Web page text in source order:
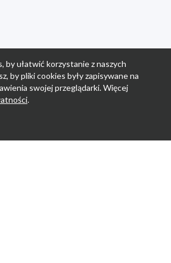
by ułatwić korzystanie z naszych
by pliki cookies były zapisywane na
swojej przeglądarki. Więcej
.